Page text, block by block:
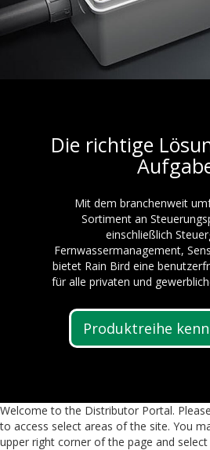
Die richtige
Mit dem branchenweit
Sortiment an
einschließlich
Fernwassermanagement,
bietet Rain Bird eine
für alle privaten und
Produktreihe
Welcome to the Distributor Portal.
to access select areas of the site. You
upper right corner of the page and select